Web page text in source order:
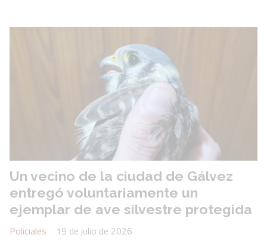
Un vecino de la ciudad de Gálvez
entregó voluntariamente un
ejemplar de ave silvestre protegida
Policiales
19 de julio de 2026